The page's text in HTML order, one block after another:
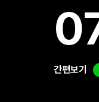
간편보기